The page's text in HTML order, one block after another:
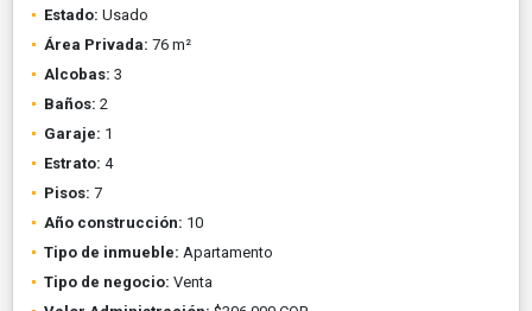
Estado: Usado
Área Privada: 76 m²
Alcobas: 3
Baños: 2
Garaje: 1
Estrato: 4
Pisos: 7
Año construcción: 10
Tipo de inmueble: Apartamento
Tipo de negocio: Venta